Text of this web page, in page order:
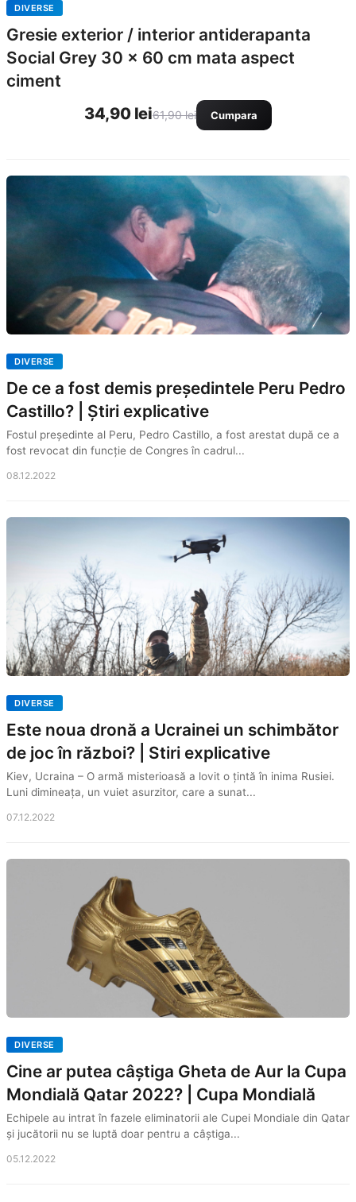
DIVERSE
Gresie exterior / interior antiderapanta
Social Grey 30 x 60 cm mata aspect
ciment
34,90 lei61,90 lei Cumpara
DIVERSE
De ce a fost demis președintele Peru Pedro
Castillo? | Știri explicative
Fostul președinte al Peru, Pedro Castillo, a fost arestat după ce a
fost revocat din funcție de Congres în cadrul...
08.12.2022
DIVERSE
Este noua dronă a Ucrainei un schimbător
de joc în război? | Stiri explicative
Kiev, Ucraina – O armă misterioasă a lovit o țintă în inima Rusiei.
Luni dimineața, un vuiet asurzitor, care a sunat...
07.12.2022
DIVERSE
Cine ar putea câștiga Gheta de Aur la Cupa
Mondială Qatar 2022? | Cupa Mondială
Echipele au intrat în fazele eliminatorii ale Cupei Mondiale din Qatar
și jucătorii nu se luptă doar pentru a câștiga...
05.12.2022